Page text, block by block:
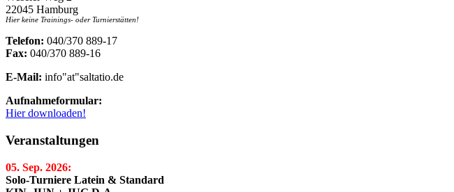
22045 Hamburg
Hier keine Trainings- oder Turnierstätten!
Telefon: 040/370 889-17
Fax: 040/370 889-16
E-Mail: info"at"saltatio.de
Aufnahmeformular:
Hier downloaden!
Veranstaltungen
05. Sep. 2026:
Solo-Turniere Latein & Standard